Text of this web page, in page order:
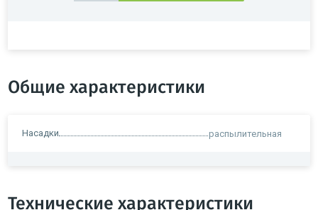
Общие характеристики
Насадки распылительная
Технические характеристики